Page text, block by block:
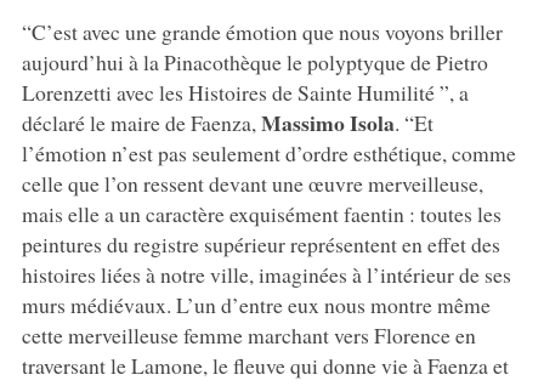
“C’est avec une grande émotion que nous voyons briller
aujourd’hui à la Pinacothèque le polyptyque de Pietro
Lorenzetti avec les Histoires de Sainte Humilité ”, a
déclaré le maire de Faenza,Massimo Isola. “Et
l’émotion n’est pas seulement d’ordre esthétique, comme
celle que l’on ressent devant une œuvre merveilleuse,
mais elle a un caractère exquisément faentin : toutes les
peintures du registre supérieur représentent en effet des
histoires liées à notre ville, imaginées à l’intérieur de ses
murs médiévaux. L’un d’entre eux nous montre même
cette merveilleuse femme marchant vers Florence en
traversant le Lamone, le fleuve qui donne vie à Faenza et